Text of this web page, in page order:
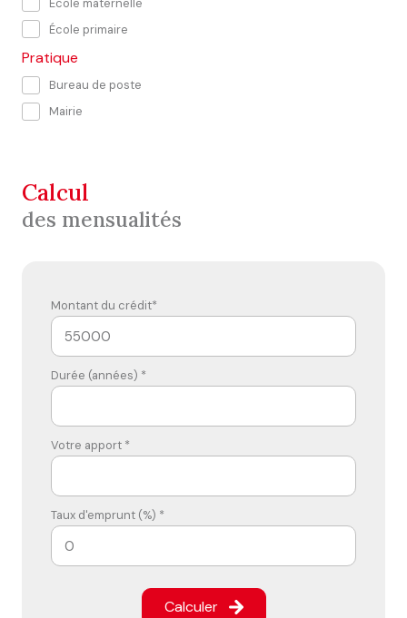
École primaire
Pratique
Bureau de poste
Mairie
calcul
des mensualités
Montant du crédit*
Durée (années) *
Votre apport *
Taux d'emprunt (%) *
Calculer